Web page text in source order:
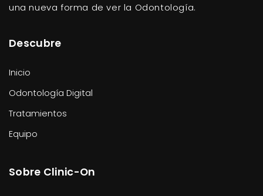
una nueva forma de ver la Odontología.
Descubre
Inicio
Odontología Digital
Tratamientos
Equipo
Sobre Clinic-On